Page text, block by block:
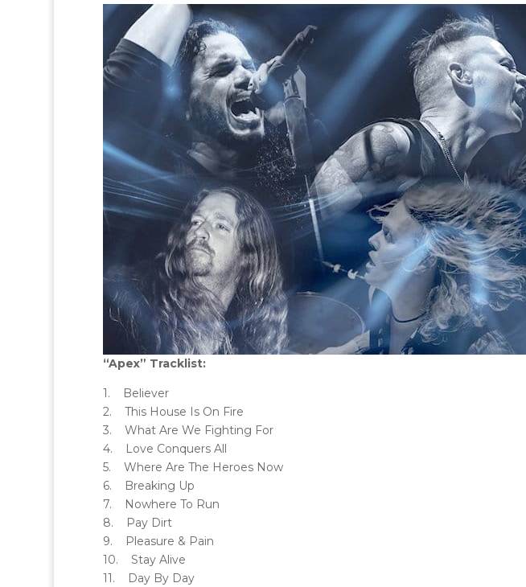
“Apex” Tracklist:
1. Believer
2. This House Is On Fire
3. What Are We Fighting For
4. Love Conquers All
5. Where Are The Heroes Now
6. Breaking Up
7. Nowhere To Run
8. Pay Dirt
9. Pleasure & Pain
10. Stay Alive
11. Day By Day